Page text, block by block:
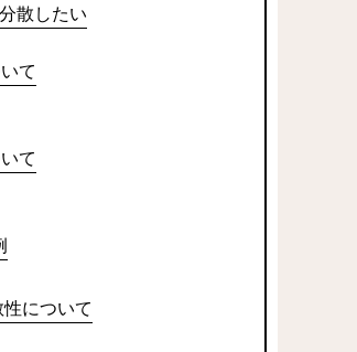
散したい
て
て
について